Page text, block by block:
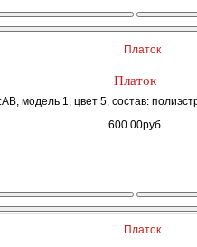
Платок
модель 1, цвет 5, состав:
600.00руб